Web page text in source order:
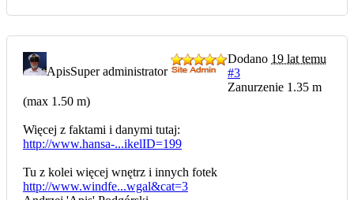
ApisSuper administrator
Dodano 19 lat temu
#3
Zanurzenie 1.35 m
(max 1.50 m)
Więcej z faktami i danymi tutaj:
http://www.hansa-...ikelID=199
Tu z kolei więcej wnętrz i innych fotek
http://www.windfe...wgal&cat=3